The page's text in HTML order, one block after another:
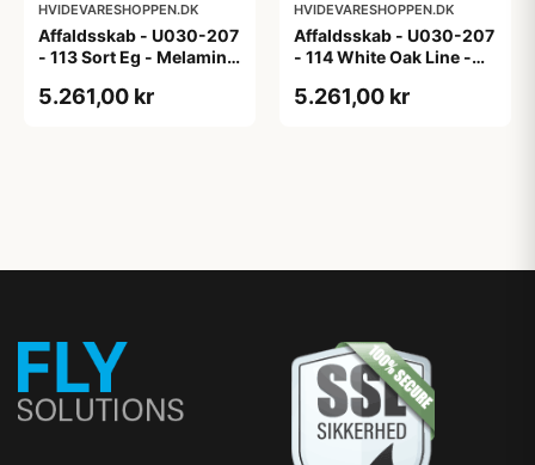
HVIDEVARESHOPPEN.DK
Affaldsskab - U030-207
- 113 Sort Eg - Melamin,
5.261,00 kr
HVIDEVARESHOPPEN.DK
Affaldsskab - U030-207
- 114 White Oak Line -
5.261,00 kr